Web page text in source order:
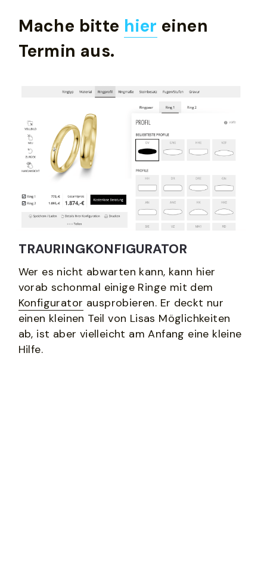
Mache bitte hier einen
Termin aus.
TRAURINGKONFIGURATOR
Wer es nicht abwarten kann, kann hier
Konfigurator ausprobieren. Er deckt nur
einen kleinen Teil von Lisas Möglichkeiten
ab, ist aber vielleicht am Anfang eine kleine
Hilfe.